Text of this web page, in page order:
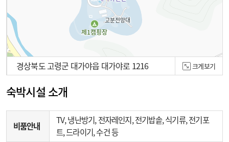
100m
경상북도 고령군 대가야읍 대가야로 1216 크게보기
숙박시설 소개
비품안내
TV, 냉난방기, 전자레인지, 전기밥솥, 식기류, 전기포
트, 드라이기, 수건 등